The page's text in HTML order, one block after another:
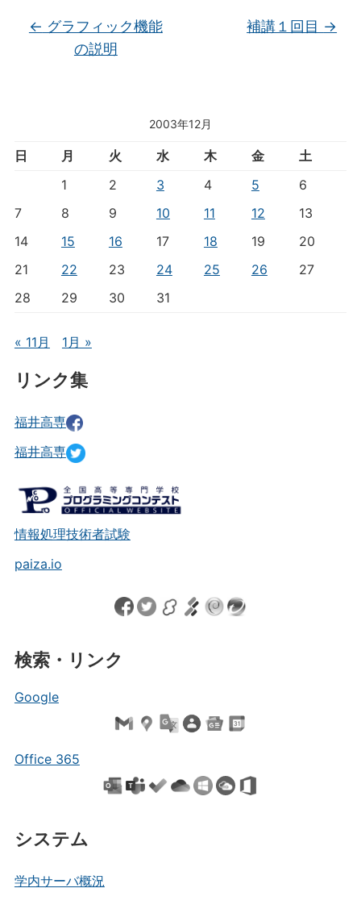
2003年12月
日 月 火 水 木 金
土
1
2 3 4 5
6
7
8 9 10 11 12
13
14
15 16 17 18 19
20
21
22 23 24 25 26
27
28
29 30 31
« 11月 1月 »
リンク集
福井高専
福井高専
情報処理技術者試験
paiza.io
検索・リンク
Google
Office 365
← グラフィック機能
の説明
補講１回目 →
システム
学内サーバ概況